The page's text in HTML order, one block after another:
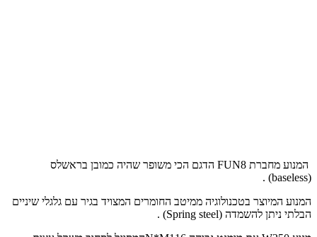
המנוע מחברת 8 FUN הדגם הכי משופר שהיה כמובן בראשלס
(
(baseless
.
המנוע המיוצר בטכנולוגיה ממיטב החומרים המצויד בגיר עם גלגלי שיניים
הבלתי ניתן להשמדה (Spring steel
) .